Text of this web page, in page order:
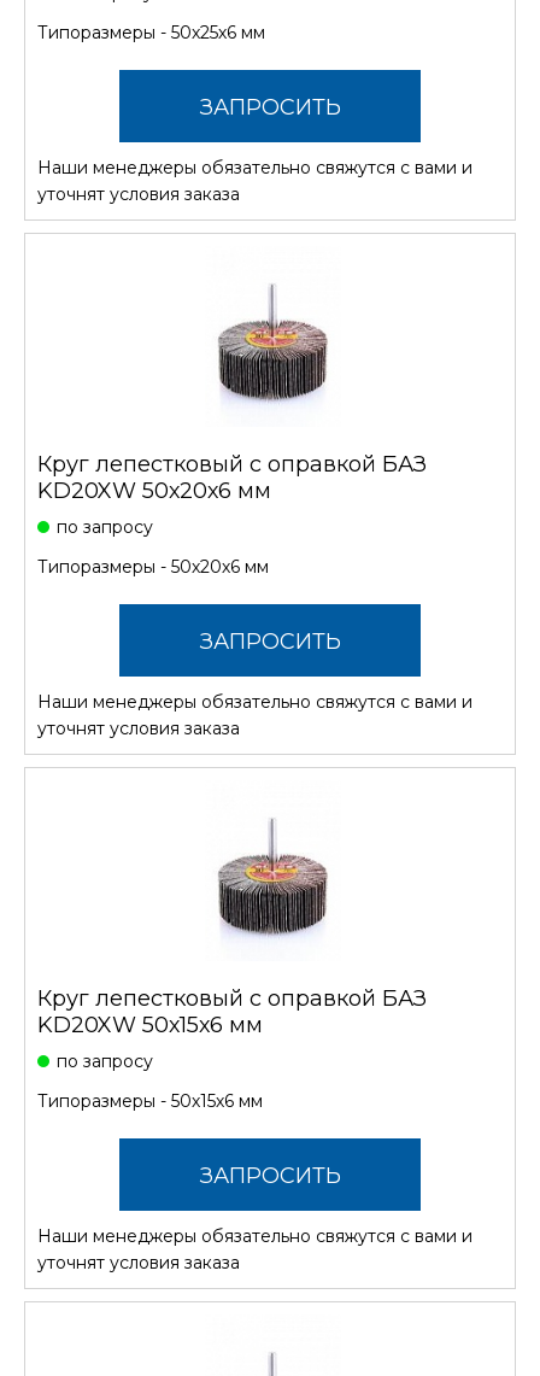
Типоразмеры - 50х25х6 мм
ЗАПРОСИТЬ
СТОИМОСТЬ
Наши менеджеры обязательно свяжутся с вами и
уточнят условия заказа
Круг лепестковый с оправкой БАЗ
KD20XW 50х20х6 мм
по запросу
Типоразмеры - 50х20х6 мм
ЗАПРОСИТЬ
СТОИМОСТЬ
Наши менеджеры обязательно свяжутся с вами и
уточнят условия заказа
Круг лепестковый с оправкой БАЗ
KD20XW 50х15х6 мм
по запросу
Типоразмеры - 50х15х6 мм
ЗАПРОСИТЬ
СТОИМОСТЬ
Наши менеджеры обязательно свяжутся с вами и
уточнят условия заказа